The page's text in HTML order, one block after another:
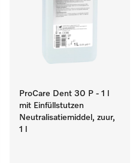
ProCare Dent 30 P - 1 l
mit Einfüllstutzen
Neutralisatiemiddel, zuur,
1 l